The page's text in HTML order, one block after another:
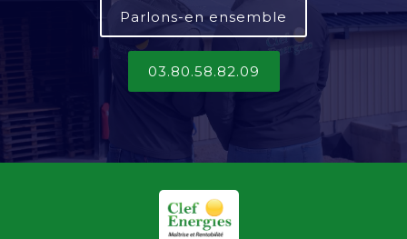
Parlons-en ensemble
03.80.58.82.09